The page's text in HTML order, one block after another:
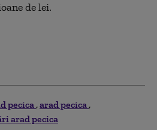
de lei.
pecica arad pecica
arad pecica